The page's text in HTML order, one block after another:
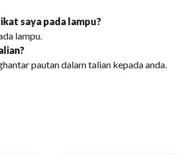
saya pada lampu?
lampu.
pautan dalam talian kepada anda.